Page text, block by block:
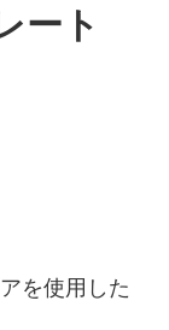
ート
を使用した